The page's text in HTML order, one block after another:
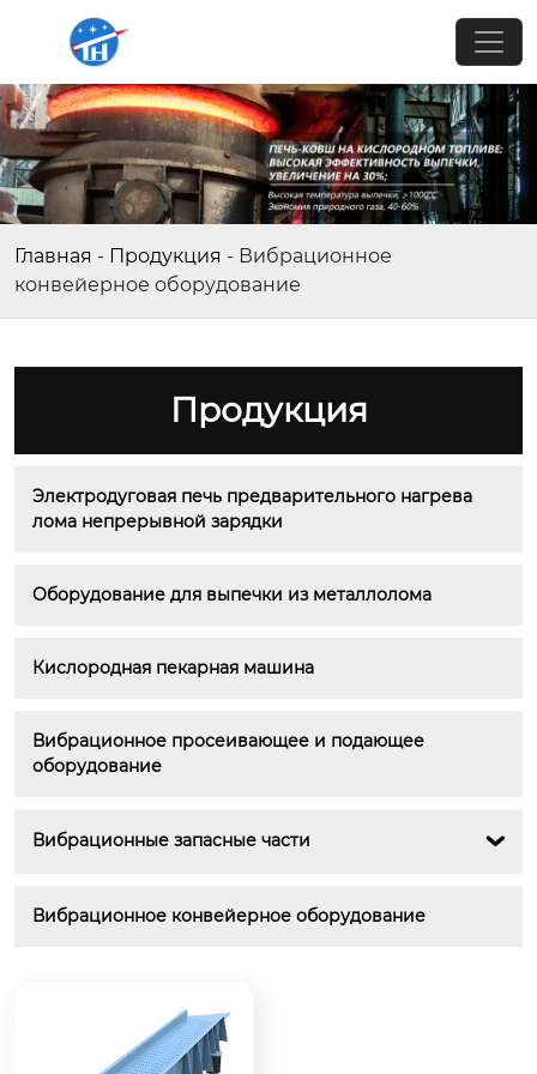
Главная - Продукция - Вибрационное
конвейерное оборудование
Продукция
Электродуговая печь предварительного нагрева
лома непрерывной зарядки
Оборудование для выпечки из металлолома
Кислородная пекарная машина
Вибрационное просеивающее и подающее
оборудование
Вибрационные запасные части 
Вибрационное конвейерное оборудование